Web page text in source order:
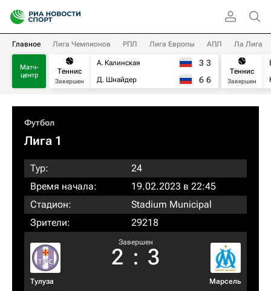
Главное Лига Чемпионов РПЛ Лига Европы АПЛ Ла Лига
Матч-
центр
Теннис
Завершен
А. Калинская
Д. Шнайдер
3 3
6 6
Теннис
Завершен
Футбол
Лига 1
Тур:
24
Время начала:
19.02.2023 в 22:45
Стадион:
Stadium Municipal
Зрители:
29218
Тулуза
Завершен
2 : 3
Марсель